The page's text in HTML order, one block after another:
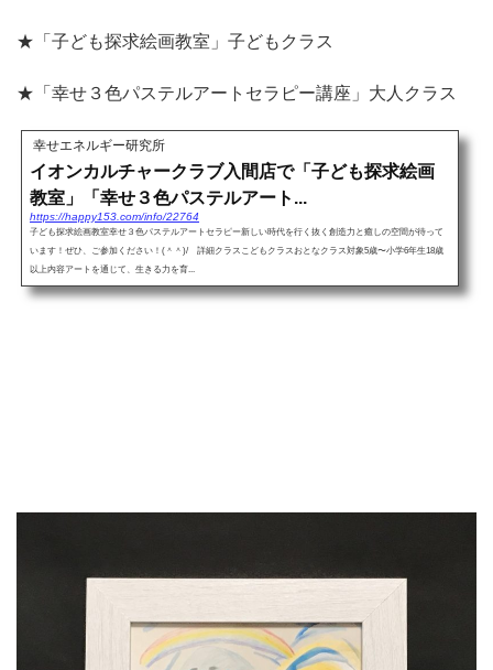
★「子ども探求絵画教室」子どもクラス
★「幸せ３色パステルアートセラピー講座」大人クラス
幸せエネルギー研究所
イオンカルチャークラブ入間店で「子ども探求絵画
教室」「幸せ３色パステルアート...
https://happy153.com/info/22764
子ども探求絵画教室幸せ３色パステルアートセラピー新しい時代を行く抜く創造力と癒しの空間が待って
います！ぜひ、ご参加ください！(＾＾)/ 詳細クラスこどもクラスおとなクラス対象5歳〜小学6年生18歳
以上内容アートを通じて、生きる力を育...